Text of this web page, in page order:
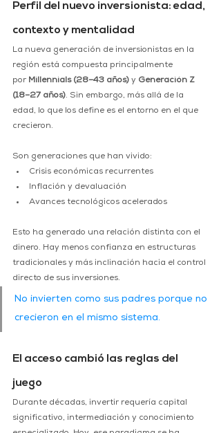
Perfil del nuevo inversionista: edad,
contexto y mentalidad
La nueva generación de inversionistas en la
región está compuesta principalmente
por Millennials (28–43 años) y Generación Z
(18–27 años). Sin embargo, más allá de la
edad, lo que los define es el entorno en el que
crecieron.
Son generaciones que han vivido:
Crisis económicas recurrentes
Inflación y devaluación
Avances tecnológicos acelerados
Esto ha generado una relación distinta con el
dinero. Hay menos confianza en estructuras
tradicionales y más inclinación hacia el control
directo de sus inversiones.
No invierten como sus padres porque no
crecieron en el mismo sistema.
El acceso cambió las reglas del
juego
Durante décadas, invertir requería capital
significativo, intermediación y conocimiento